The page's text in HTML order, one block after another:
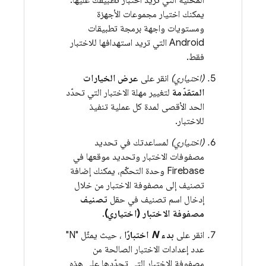
يمكنك اختيار مجموعات الأجهزة
ومستويات واجهة برمجة تطبيقات
Android التي تريد استهدافها للاختبار
فقط.
(اختياري) انقر على عرض الخيارات
المتقدّمة لتغيير مهلة الاختبار التي تحدّد
الحد الأقصى لمدة كل عملية تنفيذ
للاختبار.
(اختياري) لمساعدتك في تحديد
مصفوفات الاختبار وتحديد موقعها في
Firebase وحدة التحكّم، يمكنك إضافة
تصنيف إلى مصفوفة الاختبار من خلال
إدخال اسم تصنيف في حقل تصنيف
مصفوفة الاختبار (اختياري).
انقر على بدءN اختبارًا
، حيث يمثّل "N"
عدد إعدادات الاختبار الصالحة من
مصفوفة الاختبار التي تحدّدها على هذه